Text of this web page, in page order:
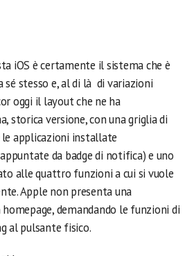
iOS è certamente il sistema che è
stesso e, al di là di variazioni
oggi il layout che ne ha
storica versione, con una griglia di
applicazioni installate
da badge di notifica) e uno
alle quattro funzioni a cui si vuole
Apple non presenta una
demandando le funzioni di
al pulsante fisico.